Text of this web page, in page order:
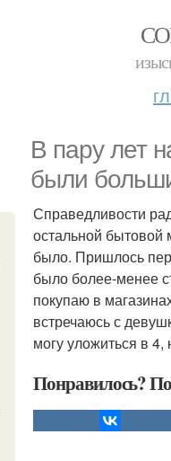
В пару лет
были
Справедливости
остальной бытовой
было. Пришлось
было более-менее
покупаю в
встречаюсь с
могу уложиться в
Понравилось?